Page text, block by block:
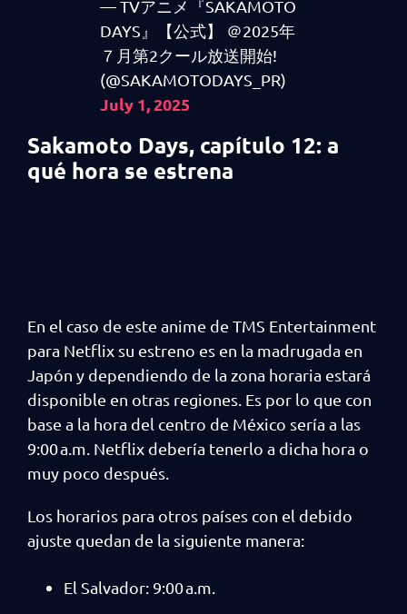
— TVアニメ『SAKAMOTO
DAYS』【公式】 ＠2025年
７月第2クール放送開始!
(@SAKAMOTODAYS_PR)
July 1, 2025
Sakamoto Days, capítulo 12: a
qué hora se estrena
En el caso de este anime de TMS Entertainment
para Netflix su estreno es en la madrugada en
Japón y dependiendo de la zona horaria estará
disponible en otras regiones. Es por lo que con
base a la hora del centro de México sería a las
9:00 a.m. Netflix debería tenerlo a dicha hora o
muy poco después.
Los horarios para otros países con el debido
ajuste quedan de la siguiente manera:
El Salvador: 9:00 a.m.